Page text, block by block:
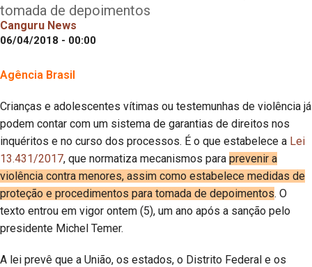
tomada de depoimentos
Canguru News
06/04/2018 - 00:00
Agência Brasil
Crianças e adolescentes vítimas ou testemunhas de violência já
podem contar com um sistema de garantias de direitos nos
inquéritos e no curso dos processos. É o que estabelece a Lei
13.431/2017, que normatiza mecanismos para prevenir a
violência contra menores, assim como estabelece medidas de
proteção e procedimentos para tomada de depoimentos. O
texto entrou em vigor ontem (5), um ano após a sanção pelo
presidente Michel Temer.
A lei prevê que a União, os estados, o Distrito Federal e os